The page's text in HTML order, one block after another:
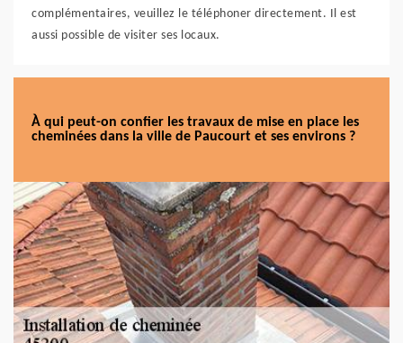
complémentaires, veuillez le téléphoner directement. Il est
aussi possible de visiter ses locaux.
À qui peut-on confier les travaux de mise en place les
cheminées dans la ville de Paucourt et ses environs ?